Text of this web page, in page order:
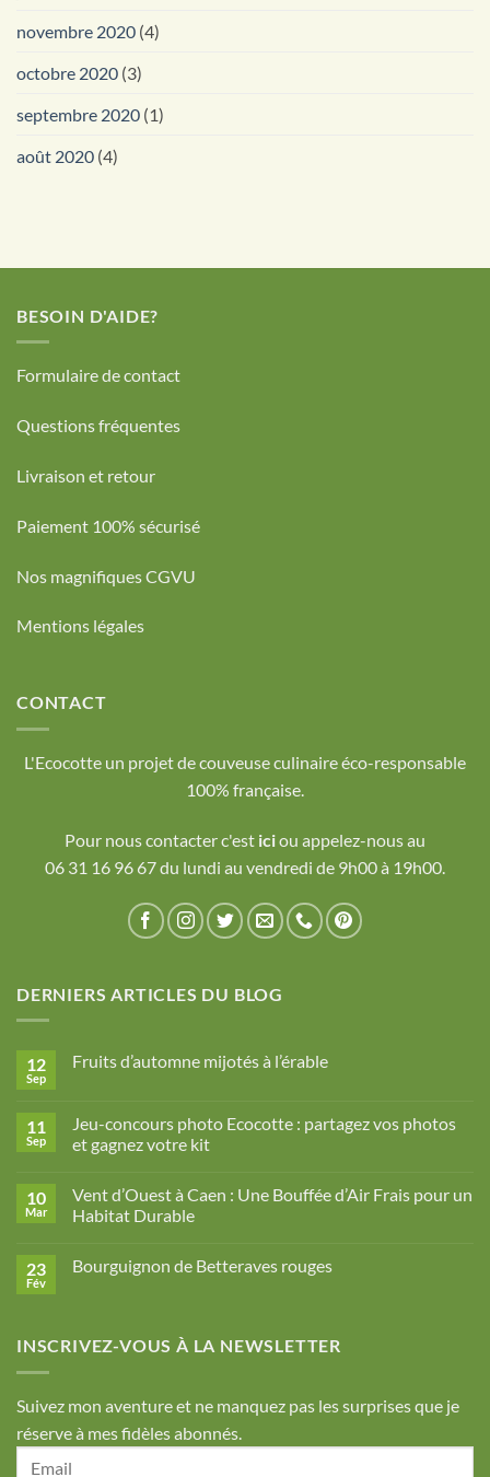
novembre 2020 (4)
octobre 2020 (3)
septembre 2020 (1)
août 2020 (4)
BESOIN D'AIDE?
Formulaire de contact
Questions fréquentes
Livraison et retour
Paiement 100% sécurisé
Nos magnifiques CGVU
Mentions légales
CONTACT
L'Ecocotte un projet de couveuse culinaire éco-responsable
100% française.
Pour nous contacter c'est iciou appelez-nous au
06 31 16 96 67 du lundi au vendredi de 9h00 à 19h00.
DERNIERS ARTICLES DU BLOG
12
Sep
Fruits d’automne mijotés à l’érable
Fruits
d’automne
mijotés
11
Sep
Jeu-concours photo Ecocotte : partagez vos photos
et gagnez votre kit
sur
Jeu-
concours
partagez
votre
10
Mar
Vent d’Ouest à Caen : Une Bouffée d’Air Frais pour un
Habitat Durable
sur
Une
pour
Habitat
Durable
23
Fév
Bourguignon de Betteraves rouges
de
INSCRIVEZ-VOUS À LA NEWSLETTER
Suivez mon aventure et ne manquez pas les surprises que je
réserve à mes fidèles abonnés.